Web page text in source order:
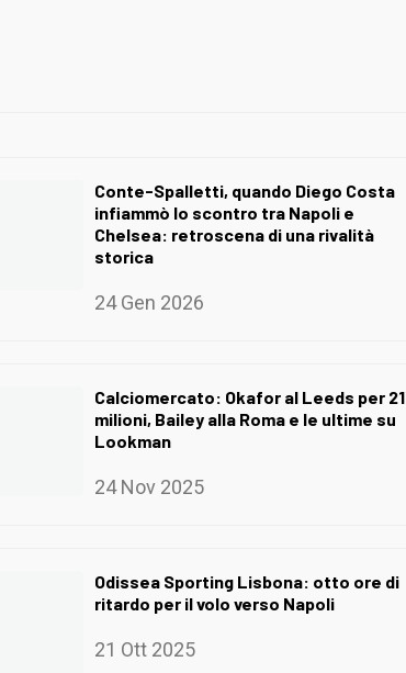
Conte-Spalletti, quando Diego Costa
infiammò lo scontro tra Napoli e
Chelsea: retroscena di una rivalità
storica
24 Gen 2026
Calciomercato: Okafor al Leeds per 21
milioni, Bailey alla Roma e le ultime su
Lookman
24 Nov 2025
Odissea Sporting Lisbona: otto ore di
ritardo per il volo verso Napoli
21 Ott 2025